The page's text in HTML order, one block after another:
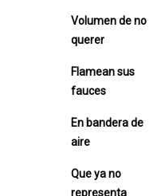
Volumen de no
querer
Flamean sus
fauces
En bandera de
aire
Que ya no
representa